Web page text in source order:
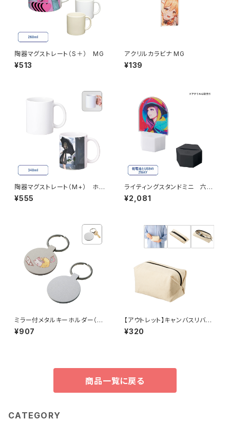
陶器マグストレート（S＋） MG
¥513
アクリルカラビナ MG
¥139
陶器マグストレート（M+） ホワ
イト MG
¥555
ライティングスタンドミニ 六角
MG（アクリル板対応）
¥2,081
ミラー付メタルキーホルダー（ラ
ウンド） マットシルバー MG
¥907
【アウトレット】キャンバスリバー
¥320
商品一覧に戻る
CATEGORY